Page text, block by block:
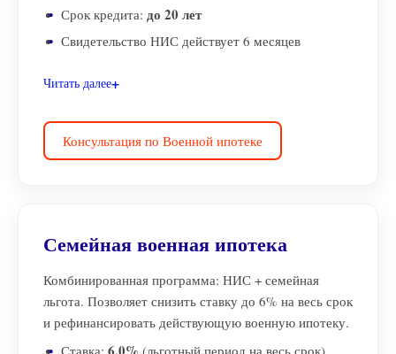
Срок кредита: до 20 лет
Свидетельство НИС действует 6 месяцев
Читать далее
Консультация по Военной ипотеке
Семейная военная ипотека
Комбинированная программа: НИС + семейная
льгота. Позволяет снизить ставку до 6% на весь срок
и рефинансировать действующую военную ипотеку.
Ставка:
(льготный период на весь срок)